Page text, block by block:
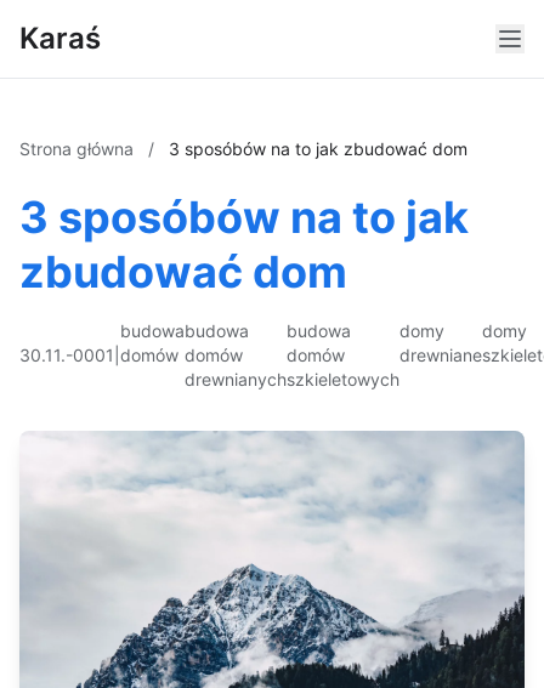
Karaś
Strona główna / 3 sposóbów na to jak zbudować dom
3 sposóbów na to jak
zbudować dom
30.11.-0001
budowa
domów
budowa
domów
drewnianych
budowa
domów
szkieletowych
domy
drewniane
domy